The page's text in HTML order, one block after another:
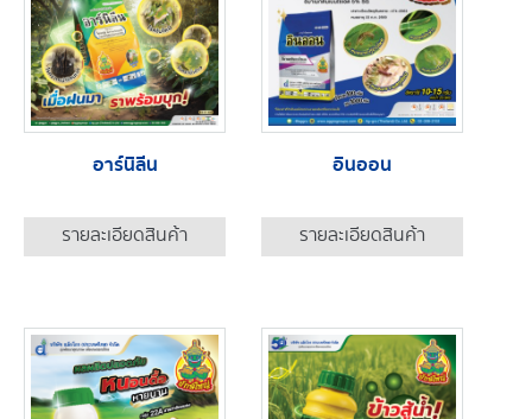
อาร์นิลีน
รายละเอียดสินค้า
อินออน
รายละเอียดสินค้า